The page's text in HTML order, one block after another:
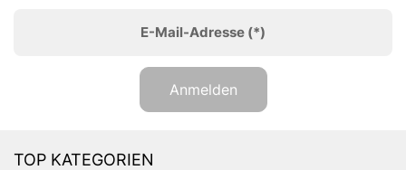
E-Mail-Adresse (*)
Anmelden
TOP KATEGORIEN